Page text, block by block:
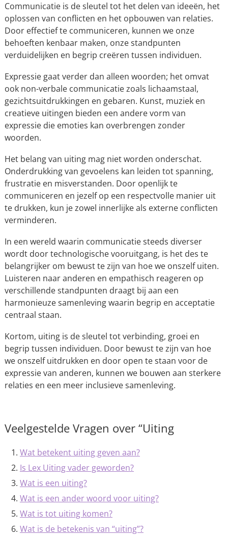
Communicatie is de sleutel tot het delen van ideeën, het
oplossen van conflicten en het opbouwen van relaties.
Door effectief te communiceren, kunnen we onze
behoeften kenbaar maken, onze standpunten
verduidelijken en begrip creëren tussen individuen.
Expressie gaat verder dan alleen woorden; het omvat
ook non-verbale communicatie zoals lichaamstaal,
gezichtsuitdrukkingen en gebaren. Kunst, muziek en
creatieve uitingen bieden een andere vorm van
expressie die emoties kan overbrengen zonder
woorden.
Het belang van uiting mag niet worden onderschat.
Onderdrukking van gevoelens kan leiden tot spanning,
frustratie en misverstanden. Door openlijk te
communiceren en jezelf op een respectvolle manier uit
te drukken, kun je zowel innerlijke als externe conflicten
verminderen.
In een wereld waarin communicatie steeds diverser
wordt door technologische vooruitgang, is het des te
belangrijker om bewust te zijn van hoe we onszelf uiten.
Luisteren naar anderen en empathisch reageren op
verschillende standpunten draagt bij aan een
harmonieuze samenleving waarin begrip en acceptatie
centraal staan.
Kortom, uiting is de sleutel tot verbinding, groei en
begrip tussen individuen. Door bewust te zijn van hoe
we onszelf uitdrukken en door open te staan voor de
expressie van anderen, kunnen we bouwen aan sterkere
relaties en een meer inclusieve samenleving.
Veelgestelde Vragen over “Uiting
Wat betekent uiting geven aan?
Is Lex Uiting vader geworden?
Wat is een uiting?
Wat is een ander woord voor uiting?
Wat is tot uiting komen?
Wat is de betekenis van “uiting”?